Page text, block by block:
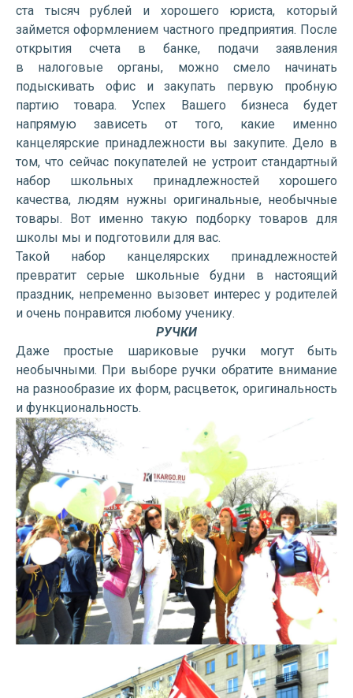
ста тысяч рублей и хорошего юриста, который
займется оформлением частного предприятия. После
открытия счета в банке, подачи заявления
в налоговые органы, можно смело начинать
подыскивать офис и закупать первую пробную
партию товара. Успех Вашего бизнеса будет
напрямую зависеть от того, какие именно
канцелярские принадлежности вы закупите. Дело в
том, что сейчас покупателей не устроит стандартный
набор школьных принадлежностей хорошего
качества, людям нужны оригинальные, необычные
товары. Вот именно такую подборку товаров для
школы мы и подготовили для вас.
Такой набор канцелярских принадлежностей
превратит серые школьные будни в настоящий
праздник, непременно вызовет интерес у родителей
и очень понравится любому ученику.
РУЧКИ
Даже простые шариковые ручки могут быть
необычными. При выборе ручки обратите внимание
на разнообразие их форм, расцветок, оригинальность
и функциональность.